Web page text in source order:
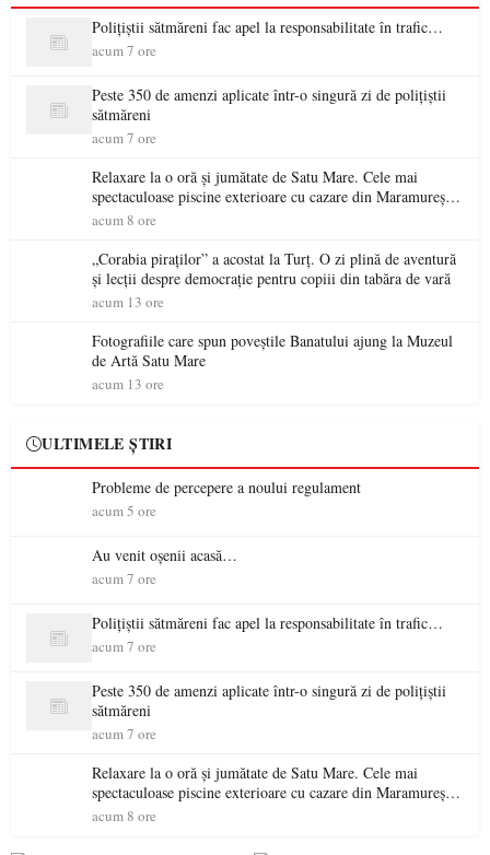
Polițiștii sătmăreni fac apel la responsabilitate în trafic…
acum 7 ore
Peste 350 de amenzi aplicate într-o singură zi de polițiștii
sătmăreni
acum 7 ore
Relaxare la o oră și jumătate de Satu Mare. Cele mai
spectaculoase piscine exterioare cu cazare din Maramureș,
ideale pentru o escapadă de vară
acum 8 ore
„Corabia piraților” a acostat la Turț. O zi plină de aventură
și lecții despre democrație pentru copiii din tabăra de vară
acum 13 ore
Fotografiile care spun poveștile Banatului ajung la Muzeul
de Artă Satu Mare
acum 13 ore
ULTIMELE ȘTIRI
Probleme de percepere a noului regulament
acum 5 ore
Au venit oșenii acasă…
acum 7 ore
Polițiștii sătmăreni fac apel la responsabilitate în trafic…
acum 7 ore
Peste 350 de amenzi aplicate într-o singură zi de polițiștii
sătmăreni
acum 7 ore
Relaxare la o oră și jumătate de Satu Mare. Cele mai
spectaculoase piscine exterioare cu cazare din Maramureș,
ideale pentru o escapadă de vară
acum 8 ore